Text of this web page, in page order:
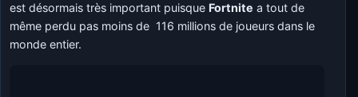
est désormais très important puisque Fortnite a tout de
même perdu pas moins de 116 millions de joueurs dans le
monde entier.